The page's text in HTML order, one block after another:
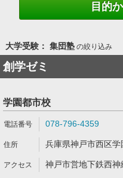
目的
大学受験： 集団塾の絞り込み
創学ゼミ
学園都市校
078-796-4359
兵庫県神戸市西区
神戸市営地下鉄西